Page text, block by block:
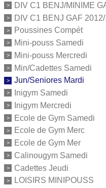
DIV C1 BENJ/MINIME
DIV C1 BENJ GAF
Poussines Compét
Mini-pouss Samedi
Mini-pouss Mercredi
Min/Cadettes Samedi
Jun/Seniores Mardi
Inigym Samedi
Inigym Mercredi
Ecole de Gym Samedi
Ecole de Gym Merc
Ecole de Gym Mer
Calinougym Samedi
Cadettes Jeudi
LOISIRS MINIPOUSS